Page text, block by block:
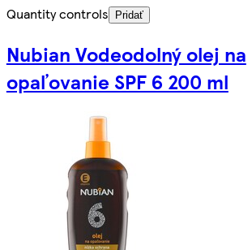
Quantity controls
Pridať
Nubian Vodeodolný olej na
opaľovanie SPF 6 200 ml